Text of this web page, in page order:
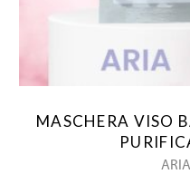
MASCHERA VISO
ARIA